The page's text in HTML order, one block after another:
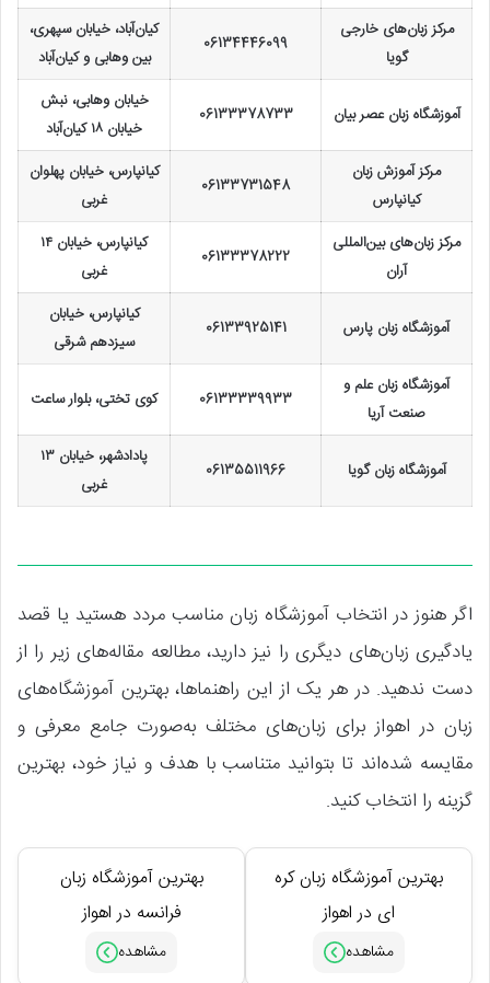
مرکز زبان‌های خارجی
گویا
06134446099
کیان‌آباد، خیابان سپهری،
بین وهابی و کیان‌آباد
آموزشگاه زبان عصر بیان 06133378733
خیابان وهابی، نبش
خیابان ۱۸ کیان‌آباد
مرکز آموزش زبان
کیانپارس
06133731548
کیانپارس، خیابان پهلوان
غربی
مرکز زبان‌های بین‌المللی
آران
06133378222
کیانپارس، خیابان ۱۴
غربی
آموزشگاه زبان پارس 06133925141
کیانپارس، خیابان
سیزدهم شرقی
آموزشگاه زبان علم و
صنعت آریا
06133339933 کوی تختی، بلوار ساعت
آموزشگاه زبان گویا 06135511966
پادادشهر، خیابان ۱۳
غربی
اگر هنوز در انتخاب آموزشگاه زبان مناسب مردد هستید یا قصد
یادگیری زبان‌های دیگری را نیز دارید، مطالعه مقاله‌های زیر را از
دست ندهید. در هر یک از این راهنماها، بهترین آموزشگاه‌های
زبان در اهواز برای زبان‌های مختلف به‌صورت جامع معرفی و
مقایسه شده‌اند تا بتوانید متناسب با هدف و نیاز خود، بهترین
گزینه را انتخاب کنید.
بهترین آموزشگاه زبان کره
ای در اهواز
بهترین آموزشگاه زبان
فرانسه در اهواز